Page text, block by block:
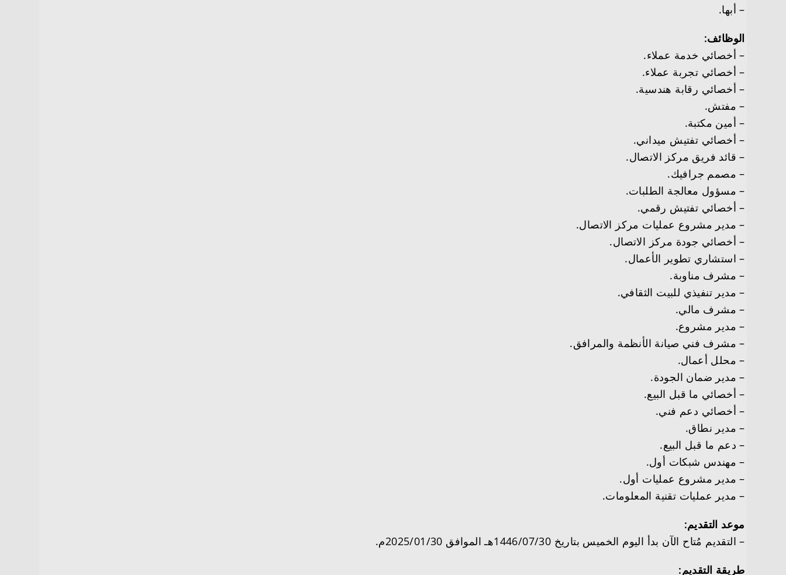
– أبها.
الوظائف:
– أخصائي خدمة عملاء.
– أخصائي تجربة عملاء.
– أخصائي رقابة هندسية.
– مفتش.
– أمين مكتبة.
– أخصائي تفتيش ميداني.
– قائد فريق مركز الاتصال.
– مصمم جرافيك.
– مسؤول معالجة الطلبات.
– أخصائي تفتيش رقمي.
– مدير مشروع عمليات مركز الاتصال.
– أخصائي جودة مركز الاتصال.
– استشاري تطوير الأعمال.
– مشرف مناوبة.
– مدير تنفيذي للبيت الثقافي.
– مشرف مالي.
– مدير مشروع.
– مشرف فني صيانة الأنظمة والمرافق.
– محلل أعمال.
– مدير ضمان الجودة.
– أخصائي ما قبل البيع.
– أخصائي دعم فني.
– مدير نطاق.
– دعم ما قبل البيع.
– مهندس شبكات أول.
– مدير مشروع عمليات أول.
– مدير عمليات تقنية المعلومات.
موعد التقديم:
– التقديم مُتاح الآن بدأ اليوم الخميس بتاريخ 1446/07/30هـ الموافق 2025/01/30م.
طريقة التقديم: